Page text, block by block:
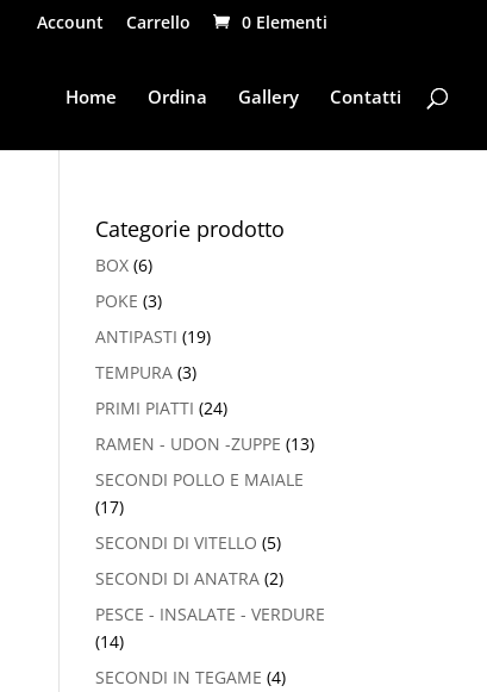
Account Carrello 0 Elementi
Home Ordina Gallery Contatti
Categorie prodotto
BOX (6)
POKE (3)
ANTIPASTI (19)
TEMPURA (3)
PRIMI PIATTI (24)
RAMEN - UDON -ZUPPE (13)
SECONDI POLLO E MAIALE
(17)
SECONDI DI VITELLO (5)
SECONDI DI ANATRA (2)
PESCE - INSALATE - VERDURE
(14)
SECONDI IN TEGAME (4)